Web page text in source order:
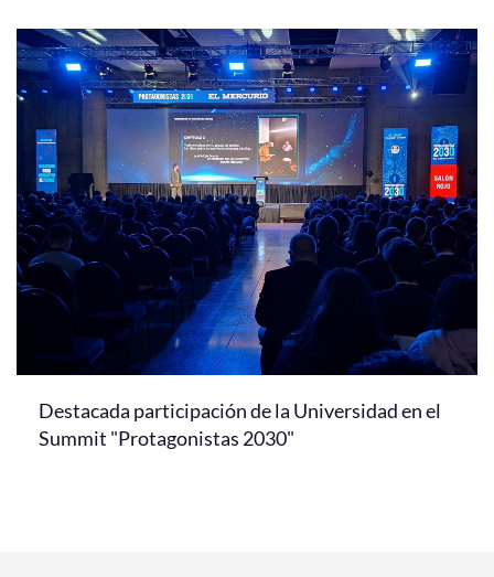
Destacada participación de la Universidad en el
Summit "Protagonistas 2030"